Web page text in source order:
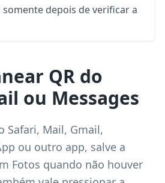
depois de verificar a
QR do
ou Messages
Safari, Mail, Gmail,
ou outro app, salve a
Fotos quando não houver